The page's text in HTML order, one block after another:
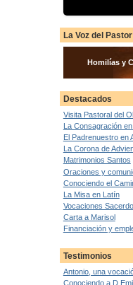
La Voz del Pastor
Homilías y
Destacados
Visita Pastoral del
La Consagración
El Padrenuestro en
La Corona de
Matrimonios Santos
Oraciones y
Conociendo el
La Misa en Latín
Vocaciones
Carta a Marisol
Financiación y
Testimonios
Antonio, una
Conociendo a